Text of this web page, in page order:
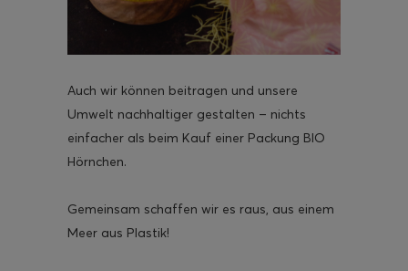
Auch wir können beitragen und unsere
Umwelt nachhaltiger gestalten – nichts
einfacher als beim Kauf einer Packung BIO
Hörnchen.
Gemeinsam schaffen wir es raus, aus einem
Meer aus Plastik!